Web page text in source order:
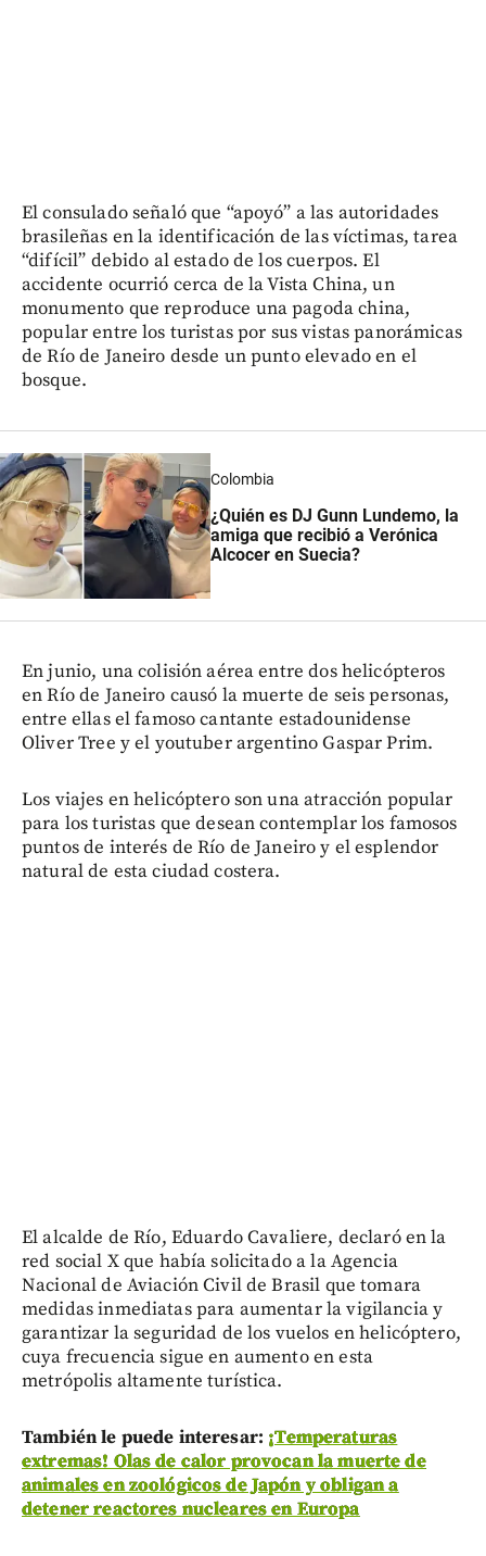
El consulado señaló que “apoyó” a las autoridades
brasileñas en la identificación de las víctimas, tarea
“difícil” debido al estado de los cuerpos. El
accidente ocurrió cerca de la Vista China, un
monumento que reproduce una pagoda china,
popular entre los turistas por sus vistas panorámicas
de Río de Janeiro desde un punto elevado en el
bosque.
Colombia
¿Quién es DJ Gunn Lundemo, la
amiga que recibió a Verónica
Alcocer en Suecia?
En junio, una colisión aérea entre dos helicópteros
en Río de Janeiro causó la muerte de seis personas,
entre ellas el famoso cantante estadounidense
Oliver Tree y el youtuber argentino Gaspar Prim.
Los viajes en helicóptero son una atracción popular
para los turistas que desean contemplar los famosos
puntos de interés de Río de Janeiro y el esplendor
natural de esta ciudad costera.
El alcalde de Río, Eduardo Cavaliere, declaró en la
red social X que había solicitado a la Agencia
Nacional de Aviación Civil de Brasil que tomara
medidas inmediatas para aumentar la vigilancia y
garantizar la seguridad de los vuelos en helicóptero,
cuya frecuencia sigue en aumento en esta
metrópolis altamente turística.
También le puede interesar: ¡Temperaturas
extremas! Olas de calor provocan la muerte de
animales en zoológicos de Japón y obligan a
detener reactores nucleares en Europa